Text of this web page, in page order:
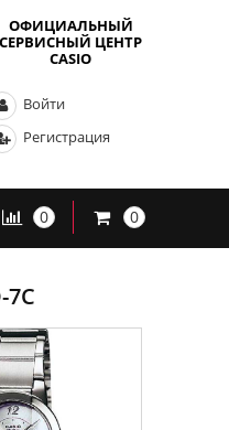
ОФИЦИАЛЬНЫЙ
СЕРВИСНЫЙ ЦЕНТР
CASIO
Войти
Регистрация
0 0
7C